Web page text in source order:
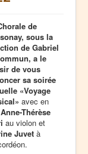
de
sous la
de Gabriel
a le
de vous
sa soirée
«Voyage
avec en
Anne-Thérèse
au violon et
Juvet à